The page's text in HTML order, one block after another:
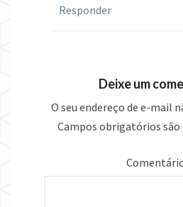
Responder
Deixe um
O seu endereço de e-mail
Campos obrigatórios são